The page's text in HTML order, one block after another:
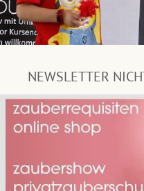
NEWSLETTER